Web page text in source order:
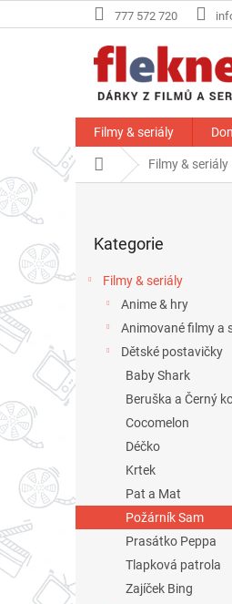
na
777 572 720
Filmy & seriály
Domů Filmy & seriály
r
p
a
kategorie
Kategorie
Filmy & seriály
Anime & hry
Animované filmy a
Dětské postavičky
Baby Shark
Beruška a Černý
Cocomelon
Déčko
Krtek
Pat a Mat
Požárník Sam
Prasátko Peppa
Tlapková patrola
Zajíček Bing